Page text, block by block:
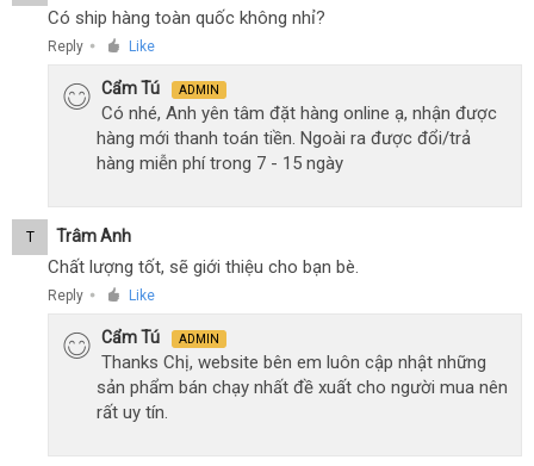
Có ship hàng toàn quốc không nhỉ?
Reply ● Like
Cẩm Tú ADMIN
Có nhé, Anh yên tâm đặt hàng online ạ, nhận được
hàng mới thanh toán tiền. Ngoài ra được đổi/trả
hàng miễn phí trong 7 - 15 ngày
T Trâm Anh
Chất lượng tốt, sẽ giới thiệu cho bạn bè.
Reply ● Like
Cẩm Tú ADMIN
Thanks Chị, website bên em luôn cập nhật những
sản phẩm bán chạy nhất đề xuất cho người mua nên
rất uy tín.